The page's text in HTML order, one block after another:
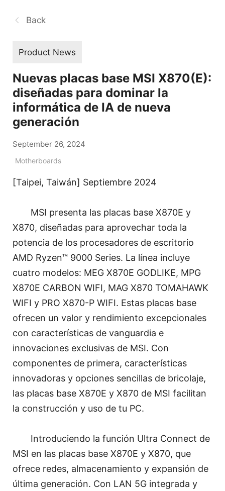
Back
Product News
Nuevas placas base MSI X870(E):
diseñadas para dominar la
informática de IA de nueva
generación
September 26, 2024
Motherboards
[Taipei, Taiwán] Septiembre 2024
MSI presenta las placas base X870E y
X870, diseñadas para aprovechar toda la
potencia de los procesadores de escritorio
AMD Ryzen™ 9000 Series. La línea incluye
cuatro modelos: MEG X870E GODLIKE, MPG
X870E CARBON WIFI, MAG X870 TOMAHAWK
WIFI y PRO X870-P WIFI. Estas placas base
ofrecen un valor y rendimiento excepcionales
con características de vanguardia e
innovaciones exclusivas de MSI. Con
componentes de primera, características
innovadoras y opciones sencillas de bricolaje,
las placas base X870E y X870 de MSI facilitan
la construcción y uso de tu PC.
Introduciendo la función Ultra Connect de
MSI en las placas base X870E y X870, que
ofrece redes, almacenamiento y expansión de
última generación. Con LAN 5G integrada y